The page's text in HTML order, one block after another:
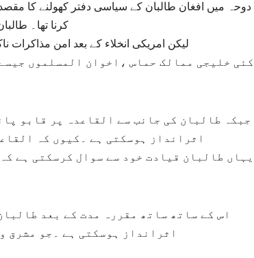
کرنا تھا۔
لیکن امریکی انخلاء کے بعد امن
جبکہ طالبان کی جانب سے القاعدہ پر قابو
اثرانداز ہوسکتی ہے ۔کیوں کہ
یہاں طالبان قیادت خود سے سوال کرسکتی ہے
اس کے ساتھ ساتھ مقررہ مدت کے بعد
اثرانداز ہوسکتی ہے ۔جو مشرق